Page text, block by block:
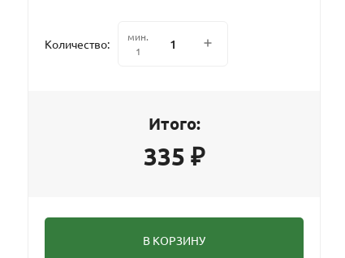
Количество:
мин.
1
Итого:
335 ₽
В КОРЗИНУ